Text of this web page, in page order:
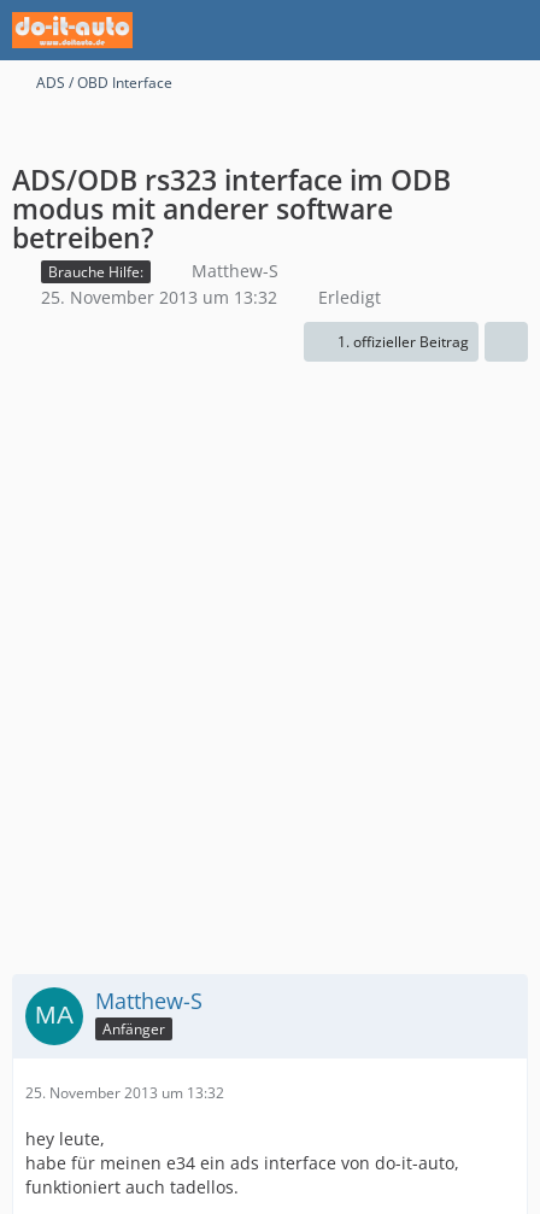
ADS / OBD Interface
ADS/ODB rs323 interface im ODB
modus mit anderer software
betreiben?
Brauche Hilfe:
Matthew-S
25. November 2013 um 13:32
Erledigt
1. offizieller Beitrag
Matthew-S
Anfänger
25. November 2013 um 13:32
hey leute,
habe für meinen e34 ein ads interface von do-it-auto,
funktioniert auch tadellos.